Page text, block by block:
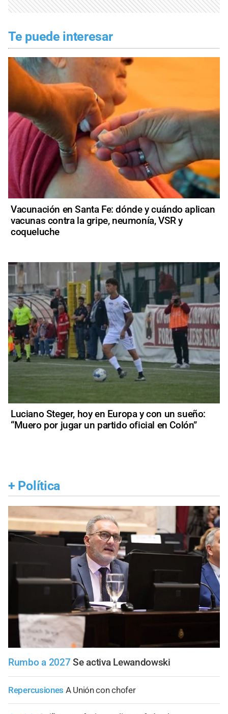
Te puede interesar
Vacunación en Santa Fe: dónde y cuándo aplican
vacunas contra la gripe, neumonía, VSR y
coqueluche
Luciano Steger, hoy en Europa y con un sueño:
“Muero por jugar un partido oficial en Colón”
+ Política
Rumbo a 2027 Se activa Lewandowski
Repercusiones A Unión con chofer